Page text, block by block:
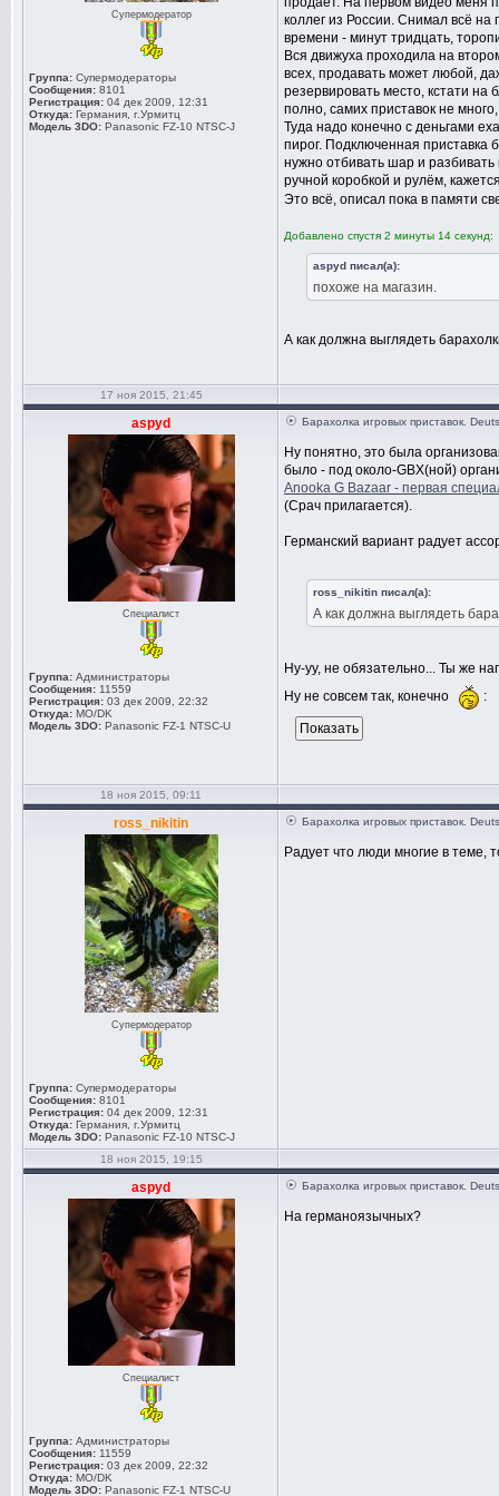
Супермодератор
Группа: Супермодераторы
Сообщения: 8101
Регистрация: 04 дек 2009, 12:31
Откуда: Германия, г.Урмитц
Модель 3DO: Panasonic FZ-10 NTSC-J
коллег из России. Снимал всё
времени - минут тридцать,
Вся движуха проходила на
всех, продавать может любой,
резервировать место, кстати
полно, самих приставок не
Туда надо конечно с деньгами
пирог. Подключенная приставка
нужно отбивать шар и
ручной коробкой и рулём,
Это всё, описал пока в памяти
Добавлено спустя 2 минуты 14 секунд:
aspyd писал(а):
похоже на магазин.
А как должна выглядеть
17 ноя 2015, 21:45
aspyd
Специалист
Группа: Администраторы
Сообщения: 11559
Регистрация: 03 дек 2009, 22:32
Откуда: MO/DK
Модель 3DO: Panasonic FZ-1 NTSC-U
Барахолка игровых приставок.
Ну понятно, это была
было - под около-GBX(ной)
Anooka G Bazaar - первая
(Срач прилагается).
Германский вариант радует
ross_nikitin писал(а):
А как должна выглядеть
Ну-уу, не обязательно... Ты же
Ну не совсем так, конечно
:
18 ноя 2015, 09:11
ross_nikitin
Супермодератор
Группа: Супермодераторы
Сообщения: 8101
Регистрация: 04 дек 2009, 12:31
Откуда: Германия, г.Урмитц
Модель 3DO: Panasonic FZ-10 NTSC-J
Барахолка игровых приставок.
Радует что люди многие в теме,
18 ноя 2015, 19:15
aspyd
Специалист
Группа: Администраторы
Сообщения: 11559
Регистрация: 03 дек 2009, 22:32
Откуда: MO/DK
Модель 3DO: Panasonic FZ-1 NTSC-U
Барахолка игровых приставок.
На германоязычных?